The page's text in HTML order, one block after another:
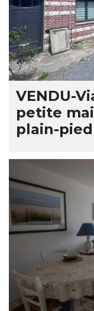
VENDU-
petite
plain-